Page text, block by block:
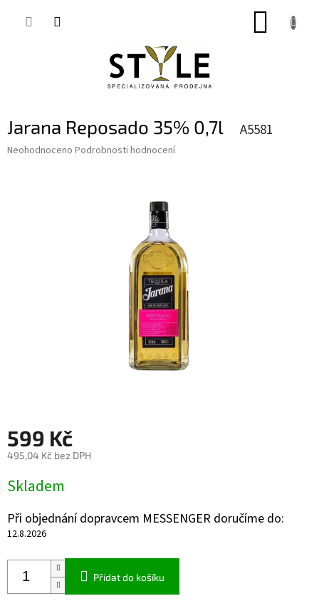
Jarana Reposado 35% 0,7l A5581
Průměrné
Neohodnoceno Podrobnosti hodnocení
599 Kč
495,04 Kč bez DPH
cena:
Skladem
Při objednání dopravcem MESSENGER doručíme do:
12.8.2026
Přidat do košíku